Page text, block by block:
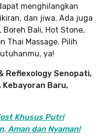
menghilangkan
dan jiwa. Ada juga
Boreh Bali, Hot Stone,
Thai Massage. Pilih
ya!
Reflexology Senopati,
Kebayoran Baru,
Khusus Putri
Aman dan Nyaman!